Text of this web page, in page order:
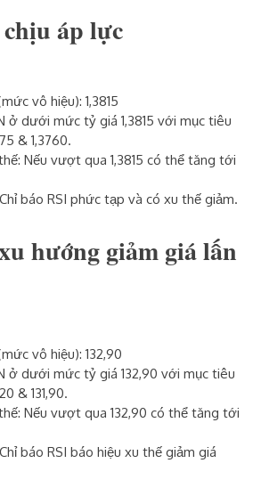
áp lực
vô hiệu): 1,3815
ở dưới mức tỷ giá 1,3815 với mục tiêu
& 1,3760.
Nếu vượt qua 1,3815 có thể tăng tới
báo RSI phức tạp và có xu thế giảm.
hướng giảm giá lấn
vô hiệu): 132,90
ở dưới mức tỷ giá 132,90 với mục tiêu
& 131,90.
Nếu vượt qua 132,90 có thể tăng tới
báo RSI báo hiệu xu thế giảm giá